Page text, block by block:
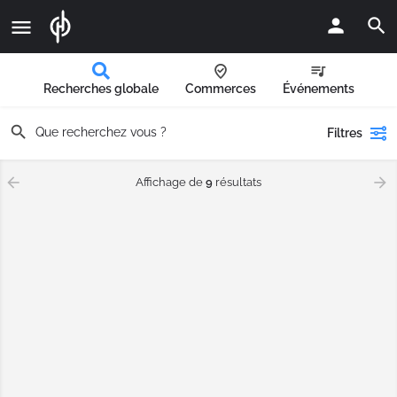
Recherches globale Commerces Événements
Filtres
Affichage de 9 résultats